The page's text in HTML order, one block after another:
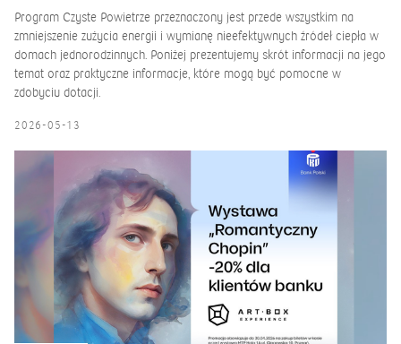
Program Czyste Powietrze przeznaczony jest przede wszystkim na
zmniejszenie zużycia energii i wymianę nieefektywnych źródeł ciepła w
domach jednorodzinnych. Poniżej prezentujemy skrót informacji na jego
temat oraz praktyczne informacje, które mogą być pomocne w
zdobyciu dotacji.
2026-05-13